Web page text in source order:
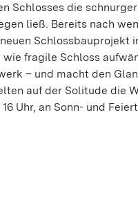
Schlosses die
ließ. Bereits nach
Schlossbauprojekt
fragile Schloss
– und macht den
auf der Solitude die
Uhr, an Sonn- und